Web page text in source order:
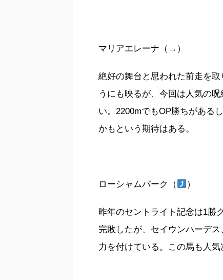
マリアエレーナ（→）
絶好の舞台と思われた前走を
うにも映るが、今回は人気の
い。2200mでもOP勝ちがある
かもという期待はある。
ローシャムパーク（ ）
昨年のセントライト記念は1勝
完敗したが、セイウンハーデ
力を付けている。この馬も人気